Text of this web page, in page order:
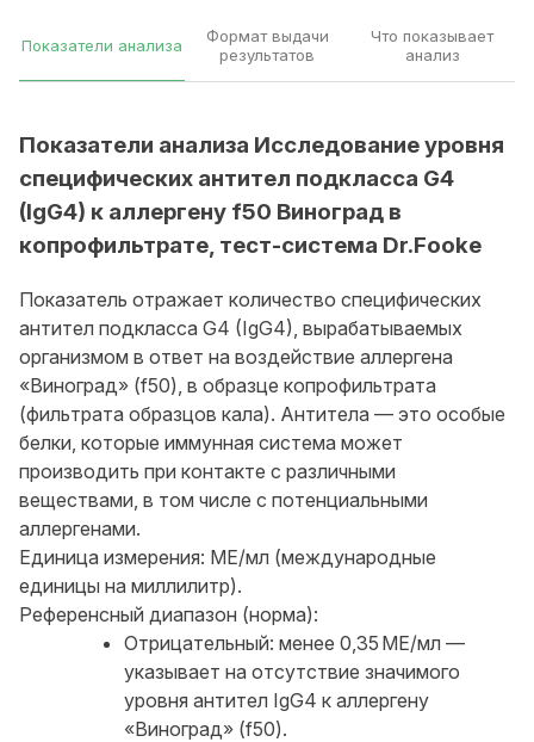
Показатели анализа
Формат выдачи
результатов
Что показывает
анализ
Показатели анализа Исследование уровня
специфических антител подкласса G4
(IgG4) к аллергену f50 Виноград в
копрофильтрате, тест-система Dr.Fooke
Показатель отражает количество специфических
антител подкласса G4 (IgG4), вырабатываемых
организмом в ответ на воздействие аллергена
«Виноград» (f50), в образце копрофильтрата
(фильтрата образцов кала). Антитела — это особые
белки, которые иммунная система может
производить при контакте с различными
веществами, в том числе с потенциальными
аллергенами.
Единица измерения: МЕ/мл (международные
единицы на миллилитр).
Референсный диапазон (норма):
Отрицательный: менее 0,35 МЕ/мл —
указывает на отсутствие значимого
уровня антител IgG4 к аллергену
«Виноград» (f50).